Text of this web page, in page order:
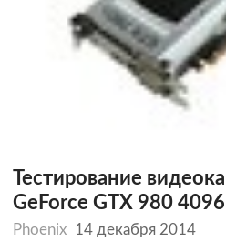
Тестирование
GeForce GTX 980
Phoenix 14 декабря 2014